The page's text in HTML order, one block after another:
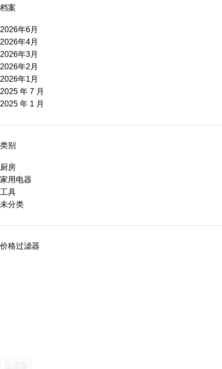
档案
2026年6月
2026年4月
2026年3月
2026年2月
2026年1月
2025 年 7 月
2025 年 1 月
类别
厨房
家用电器
工具
未分类
价格过滤器